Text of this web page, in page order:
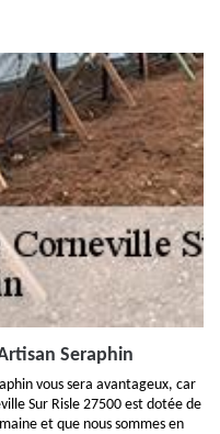
Seraphin
vous sera avantageux, car
Sur Risle 27500 est dotée de
et que nous sommes en